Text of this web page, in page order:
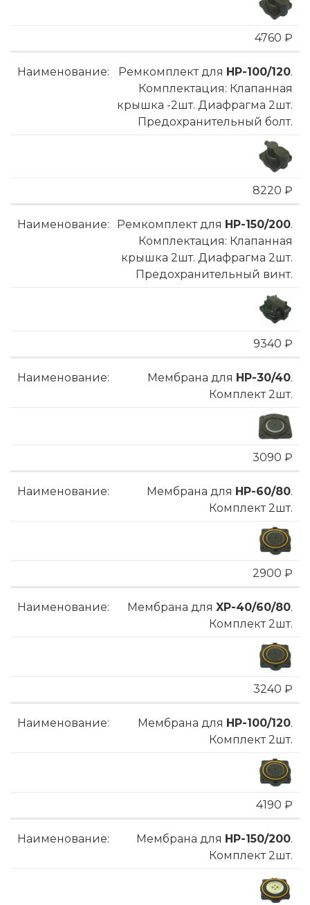
4760 ₽
Ремкомплект для HP-100/120.
Комплектация: Клапанная
крышка -2шт. Диафрагма 2шт.
Предохранительный болт.
8220 ₽
Ремкомплект для HP-150/200.
Комплектация: Клапанная
крышка 2шт. Диафрагма 2шт.
Предохранительный винт.
9340 ₽
Мембрана для HP-30/40.
Комплект 2шт.
3090 ₽
Мембрана для HP-60/80.
Комплект 2шт.
2900 ₽
Мембрана для XP-40/60/80.
Комплект 2шт.
3240 ₽
Мембрана для HP-100/120.
Комплект 2шт.
4190 ₽
Мембрана для HP-150/200.
Комплект 2шт.